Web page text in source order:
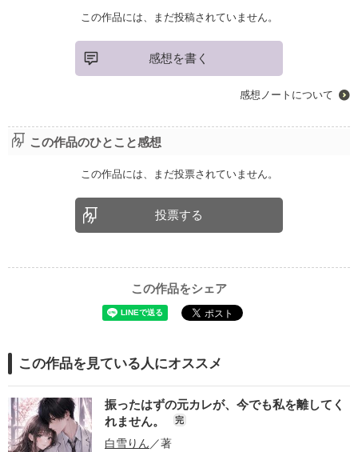
この作品には、まだ投稿されていません。
感想を書く
感想ノートについて
この作品のひとこと感想
この作品には、まだ投票されていません。
投票する
この作品をシェア
この作品を見ている人にオススメ
振ったはずの元カレが、今でも私を離してく
れません。
完
白雪りん ／著